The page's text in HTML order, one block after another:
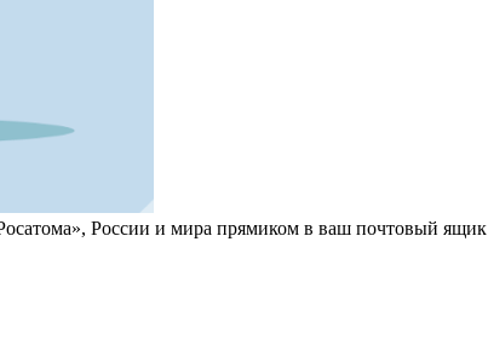
России и мира прямиком в ваш почтовый ящик